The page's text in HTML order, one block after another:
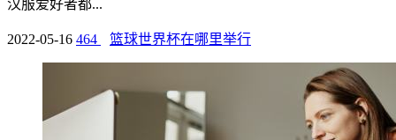
汉服爱好者都...
2022-05-16 464 篮球世界杯在哪里举行